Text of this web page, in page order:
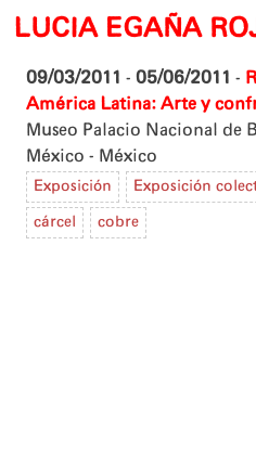
Skip
content
LUCIA EGAÑA
09/03/2011 - 05/06/2011 -
América Latina: Arte y
Museo Palacio Nacional de
México - México
Exposición Exposición
cárcel cobre